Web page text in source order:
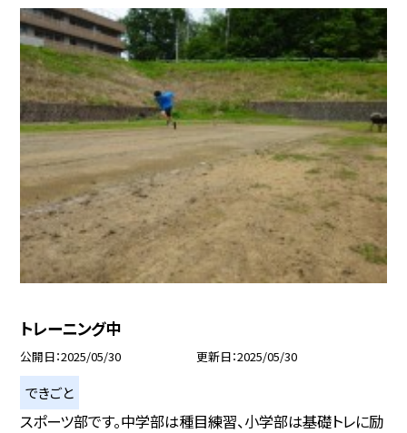
トレーニング中
公開日 2025/05/30 更新日 2025/05/30
できごと
スポーツ部です。中学部は種目練習、小学部は基礎トレに励